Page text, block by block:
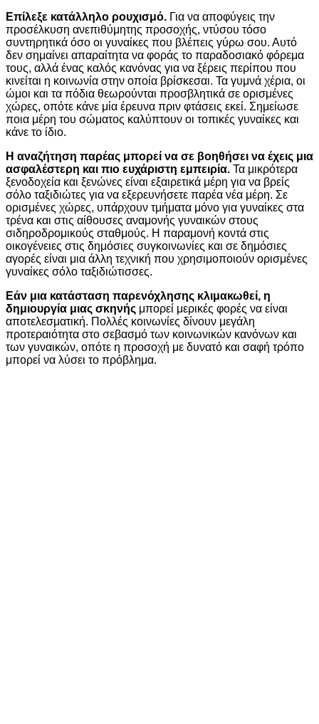
Επίλεξε κατάλληλο ρουχισμό. Για να αποφύγεις την
προσέλκυση ανεπιθύμητης προσοχής, ντύσου τόσο
συντηρητικά όσο οι γυναίκες που βλέπεις γύρω σου. Αυτό
δεν σημαίνει απαραίτητα να φοράς το παραδοσιακό φόρεμα
τους, αλλά ένας καλός κανόνας για να ξέρεις περίπου που
κινείται η κοινωνία στην οποία βρίσκεσαι. Τα γυμνά χέρια, οι
ώμοι και τα πόδια θεωρούνται προσβλητικά σε ορισμένες
χώρες, οπότε κάνε μία έρευνα πριν φτάσεις εκεί. Σημείωσε
ποια μέρη του σώματος καλύπτουν οι τοπικές γυναίκες και
κάνε το ίδιο.
Η αναζήτηση παρέας μπορεί να σε βοηθήσει να έχεις μια
ασφαλέστερη και πιο ευχάριστη εμπειρία. Τα μικρότερα
ξενοδοχεία και ξενώνες είναι εξαιρετικά μέρη για να βρείς
σόλο ταξιδιώτες για να εξερευνήσετε παρέα νέα μέρη. Σε
ορισμένες χώρες, υπάρχουν τμήματα μόνο για γυναίκες στα
τρένα και στις αίθουσες αναμονής γυναικών στους
σιδηροδρομικούς σταθμούς. Η παραμονή κοντά στις
οικογένειες στις δημόσιες συγκοινωνίες και σε δημόσιες
αγορές είναι μια άλλη τεχνική που χρησιμοποιούν ορισμένες
γυναίκες σόλο ταξιδιώτισσες.
Εάν μια κατάσταση παρενόχλησης κλιμακωθεί, η
δημιουργία μιας σκηνής μπορεί μερικές φορές να είναι
αποτελεσματική. Πολλές κοινωνίες δίνουν μεγάλη
προτεραιότητα στο σεβασμό των κοινωνικών κανόνων και
των γυναικών, οπότε η προσοχή με δυνατό και σαφή τρόπο
μπορεί να λύσει το πρόβλημα.